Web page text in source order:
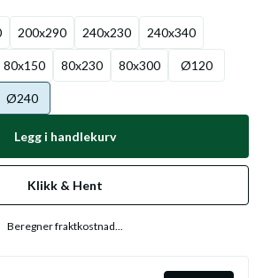
200x290 240x230 240x340
80x150 80x230 80x300 Ø120
Ø240
Legg i handlekurv
Klikk & Hent
Beregner fraktkostnad...